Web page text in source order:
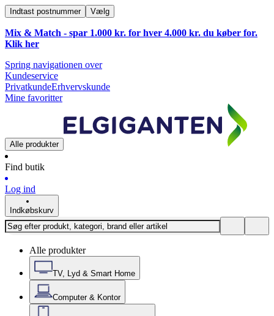
Indtast postnummer Vælg
Mix & Match - spar 1.000 kr. for hver 4.000 kr. du køber for.
Klik her
Spring navigationen over
Kundeservice
PrivatkundeErhvervskunde
Mine favoritter
Alle produkter
Find butik
Log ind
Indkøbskurv
Alle produkter
TV, Lyd & Smart Home
Computer & Kontor